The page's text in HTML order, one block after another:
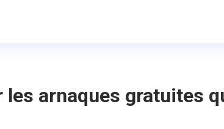
arnaques gratuites